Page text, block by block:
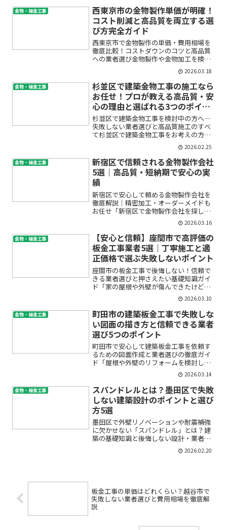
金物・板金工事
西東京市の金物製作単価が明確！
コスト削減と高品質を両立する選
び方完全ガイド
西東京市で金物製作の単価・費用相場を
徹底比較！コストダウンのコツと高品質
への業者選び金物製作や金物加工を検討
している方の多くが、「単価や費用の目
安が分からない」「どの業者に頼むべき
か不安」「コストダウンと品質を両立し
たい」といった悩みを抱え...
2026.03.18
金物・板金工事
杉並区で建築金物工事の施工なら
お任せ！プロが教える高品質・安
心の理由と選ばれる3つのポイン
ト
杉並区で建築金物工事を検討中の方へ―
失敗しない業者選びと高品質施工のすべ
て杉並区で建築金物工事をお考えの方、
「どの施工会社に任せれば安心なの？」
「金物工事って具体的に何をするの？」
といった疑問やご不安をお持ちではあり
ませんか。ドア金具の交換...
2026.02.25
金物・板金工事
新宿区で信頼される金物製作会社
5選｜高品質・短納期で安心の実
績
新宿区で安心して頼める金物製作会社を
徹底解説｜精密加工・オーダーメイドも
お任せ「新宿区で金物製作会社を探して
いるけど、どこが信頼できるのかわから
ない」「オーダーメイドの建築金物やス
テンレス金物のカスタムをお願いしたい
けど、初心者でもちゃんと...
2026.03.16
金物・板金工事
【安心と信頼】座間市で高評価の
板金工事業者5選｜丁寧施工と適
正価格で選ぶ失敗しないポイント
座間市の板金工事で後悔しない！信頼で
きる業者選びと押さえたい基礎知識ガイ
ド「家の屋根や外壁が傷んできたけど、
どこに頼めば良いか分からない」「板金
工事の費用や内容に不安がある」「悪徳
業者に騙されたくない…」そんな悩みや
疑問を抱えて検索されたあ...
2026.03.10
金物・板金工事
町田市の建築板金工事で失敗しな
い図面の描き方と信頼できる業者
選び5つのポイント
町田市で安心して建築板金工事を依頼す
るための図面作成と業者選びの徹底ガイ
ド「屋根や外壁のリフォームを検討して
いるけど、建築板金工事やその図面につ
いてよく分からない」「図面作成って難
しそう…」「業者選びで失敗しないポイ
ントが知りたい」――そん...
2026.03.14
金物・板金工事
スパンドレルとは？墨田区で失敗
しない建築設計のポイントと選び
方5選
墨田区で外壁リノベーションや耐震補強
に欠かせない「スパンドレル」とは？建
築の基礎知識と後悔しない設計・業者選
びのコツ「スパンドレルって何だろ
う？」「外壁リノベーションや耐震工事
2026.02.20
板金工事の単価はどれくらい？越谷市で
失敗しない業者選びと費用相場を徹底解
説